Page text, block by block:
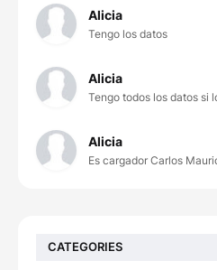
Alicia
Tengo los datos
Alicia
Tengo todos los datos si
Alicia
Es cargador Carlos
CATEGORIES